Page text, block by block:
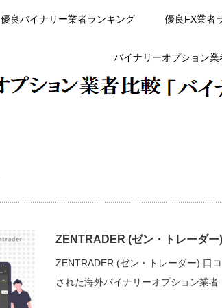
優良バイナリー業者ランキング 優良FX業者
バイナリーオプション業
ZENTRADER (ゼン・トレーダー
ZENTRADER (ゼン・トレーダー) 口
された海外バイナリーオプション業者